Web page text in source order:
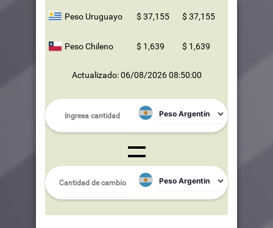
Peso Uruguayo $ 37,155 $ 37,155
Peso Chileno $ 1,639 $ 1,639
Actualizado: 06/08/2026 08:50:00